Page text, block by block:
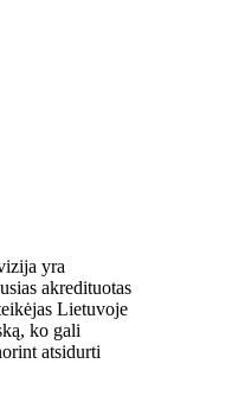
yra
akredituotas
Lietuvoje
ko gali
atsidurti